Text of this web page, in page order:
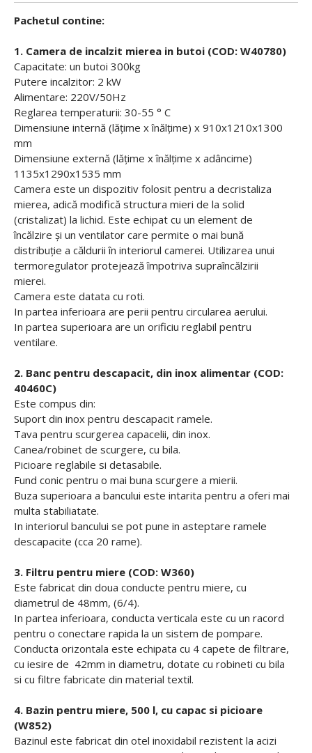
Pachetul contine:
1. Camera de incalzit mierea in butoi (COD: W40780)
Capacitate: un butoi 300kg
Putere incalzitor: 2 kW
Alimentare: 220V/50Hz
Reglarea temperaturii: 30-55 ° C
Dimensiune internă (lățime x înălțime) x 910x1210x1300
mm
Dimensiune externă (lățime x înălțime x adâncime)
1135x1290x1535 mm
Camera este un dispozitiv folosit pentru a decristaliza
mierea, adică modifică structura mieri de la solid
(cristalizat) la lichid. Este echipat cu un element de
încălzire și un ventilator care permite o mai bună
distribuție a căldurii în interiorul camerei. Utilizarea unui
termoregulator protejează împotriva supraîncălzirii
mierei.
Camera este datata cu roti.
In partea inferioara are perii pentru circularea aerului.
In partea superioara are un orificiu reglabil pentru
ventilare.
2. Banc pentru descapacit, din inox alimentar (COD:
40460C)
Este compus din:
Suport din inox pentru descapacit ramele.
Tava pentru scurgerea capacelii, din inox.
Canea/robinet de scurgere, cu bila.
Picioare reglabile si detasabile.
Fund conic pentru o mai buna scurgere a mierii.
Buza superioara a bancului este intarita pentru a oferi mai
multa stabiliatate.
In interiorul bancului se pot pune in asteptare ramele
descapacite (cca 20 rame).
3. Filtru pentru miere (COD: W360)
Este fabricat din doua conducte pentru miere, cu
diametrul de 48mm, (6/4).
In partea inferioara, conducta verticala este cu un racord
pentru o conectare rapida la un sistem de pompare.
Conducta orizontala este echipata cu 4 capete de filtrare,
cu iesire de 42mm in diametru, dotate cu robineti cu bila
si cu filtre fabricate din material textil.
4. Bazin pentru miere, 500 l, cu capac si picioare
(W852)
Bazinul este fabricat din otel inoxidabil rezistent la acizi